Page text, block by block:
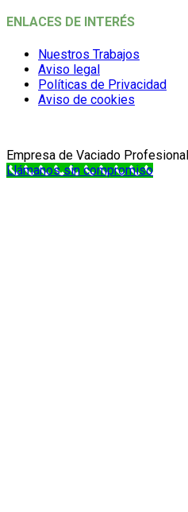
ENLACES DE INTERÉS
Nuestros Trabajos
Aviso legal
Políticas de Privacidad
Aviso de cookies
Empresa de Vaciado
Llámanos sin compromiso